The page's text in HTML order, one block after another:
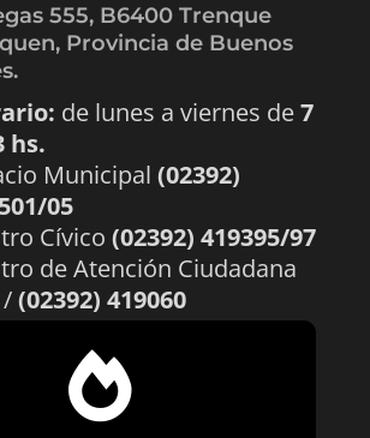
555, B6400 Trenque
Provincia de Buenos
de lunes a viernes de7
hs.
Municipal (02392)
05
Cívico (02392) 419395/97
de Atención Ciudadana
(02392) 419060
